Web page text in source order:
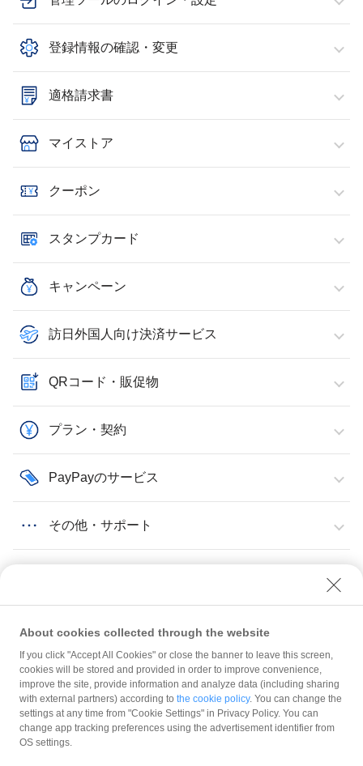
登録情報の確認・変更
適格請求書
マイストア
クーポン
スタンプカード
キャンペーン
訪日外国人向け決済サービス
QRコード・販促物
プラン・契約
PayPayのサービス
その他・サポート
プラン・契約
プラン・契約内容
法人化／個人化するが、登録している事業形態は変更できる？
規約
ガイドライン
About cookies collected through the website
If you click "Accept All Cookies" or close the banner to leave this screen,
cookies will be stored and provided in order to improve convenience,
improve the site, provide information and analyze data (including sharing
with external partners) according to the cookie policy. You can change the
settings at any time from "Cookie Settings" in Privacy Policy. You can
change app tracking preferences using the advertisement identifier from
OS settings.